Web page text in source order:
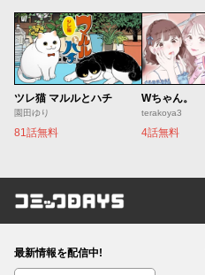
ツレ猫 マルルとハチ
園田ゆり
81話無料
Wちゃん。
terakoya3
4話無料
コミックDAYS
最新情報を配信中!